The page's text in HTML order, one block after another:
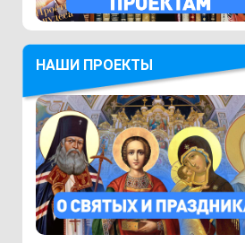
НАШИ ПРОЕКТЫ